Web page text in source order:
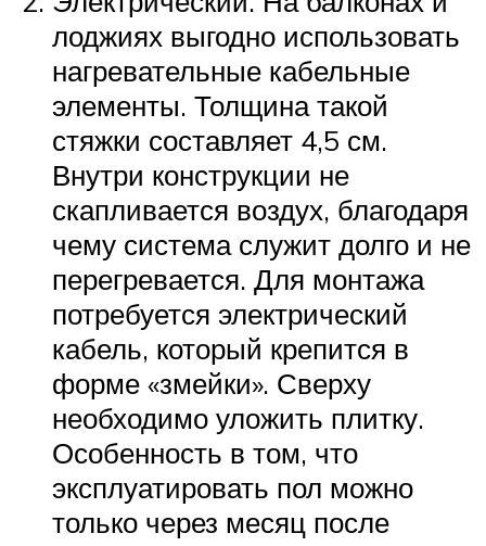
лоджиях выгодно использовать
нагревательные кабельные
элементы. Толщина такой
стяжки составляет 4,5 см.
Внутри конструкции не
скапливается воздух, благодаря
чему система служит долго и не
перегревается. Для монтажа
потребуется электрический
кабель, который крепится в
форме «змейки». Сверху
необходимо уложить плитку.
Особенность в том, что
эксплуатировать пол можно
только через месяц после